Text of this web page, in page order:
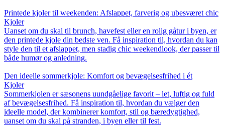
Printede kjoler til weekenden: Afslappet, farverig og ubesværet chic
Kjoler
Uanset om du skal til brunch, havefest eller en rolig gåtur i byen, er
den printede kjole din bedste ven. Få inspiration til, hvordan du kan
style den til et afslappet, men stadig chic weekendlook, der passer til
både humør og anledning.
Den ideelle sommerkjole: Komfort og bevægelsesfrihed i ét
Kjoler
Sommerkjolen er sæsonens uundgåelige favorit – let, luftig og fuld
af bevægelsesfrihed. Få inspiration til, hvordan du vælger den
ideelle model, der kombinerer komfort, stil og bæredygtighed,
uanset om du skal på stranden, i byen eller til fest.